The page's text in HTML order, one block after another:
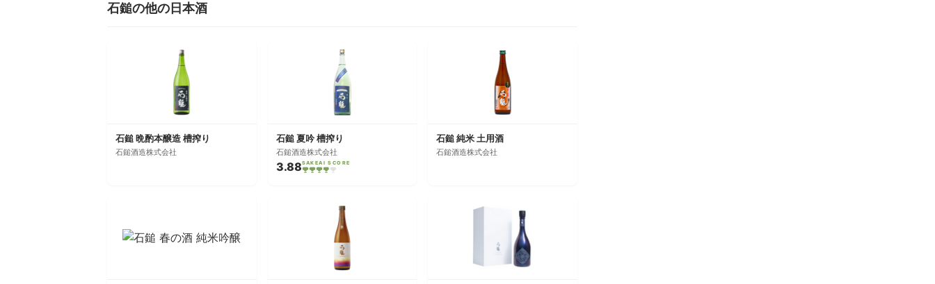
石鎚の他の日本酒
石鎚 晩酌本醸造 槽搾り
石鎚酒造株式会社
石鎚 夏吟 槽搾り
石鎚酒造株式会社
3.88SAKEAI SCORE
石鎚 純米 土用酒
石鎚酒造株式会社